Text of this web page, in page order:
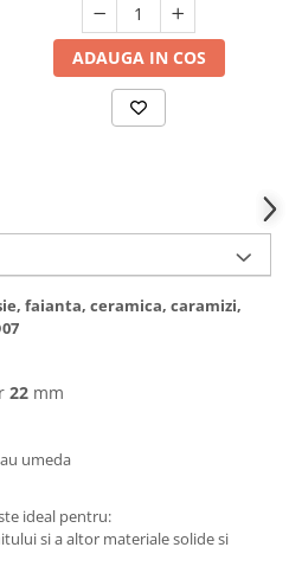
ADAUGA IN COS
faianta, ceramica, caramizi,
22 mm
umeda
ideal pentru:
si a altor materiale solide si